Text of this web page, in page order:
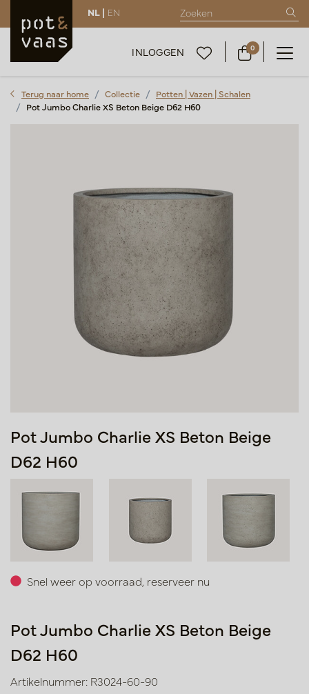
NL | EN
INLOGGEN 0
Terug naar home Collectie
Potten | Vazen | Schalen
Pot Jumbo Charlie XS Beton Beige D62 H60
Pot Jumbo Charlie XS Beton Beige
D62 H60
Snel weer op voorraad, reserveer nu
Pot Jumbo Charlie XS Beton Beige
D62 H60
Artikelnummer: R3024-60-90